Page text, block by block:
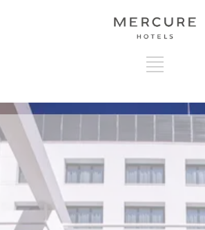
A HOTEL (HUN)